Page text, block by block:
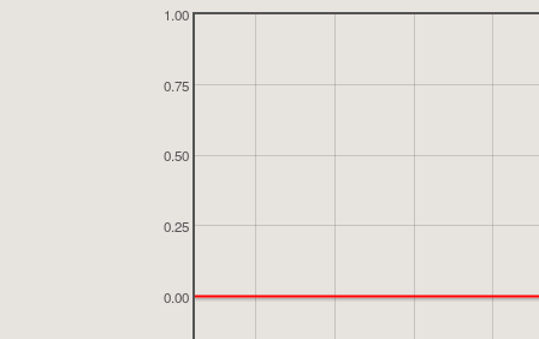
0.00
0.25
0.50
0.75
1.00